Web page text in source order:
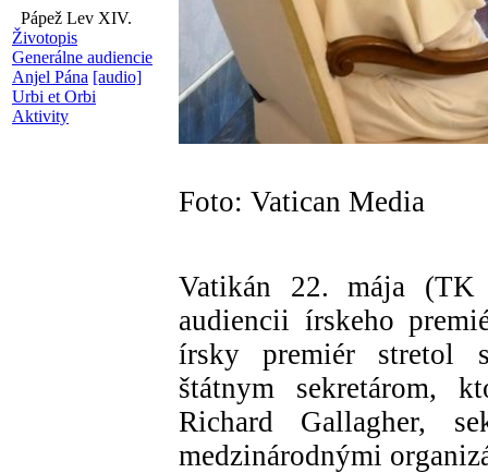
Pápež Lev XIV.
Životopis
Generálne audiencie
Anjel Pána [audio]
Urbi et Orbi
Aktivity
Foto: Vatican Media
Vatikán 22. mája
audiencii írskeho
írsky premiér stretol
štátnym sekretárom,
Richard Gallagher,
medzinárodnými